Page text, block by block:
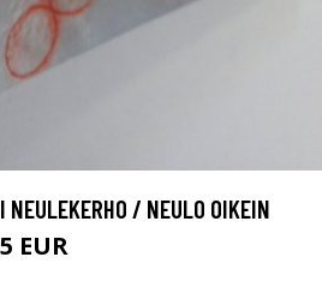
NEULEKERHO / NEULO OIKEIN
EUR